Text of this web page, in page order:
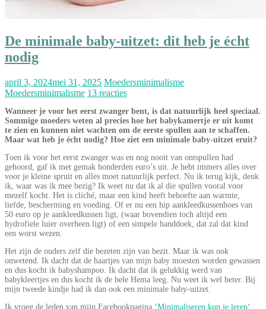
De minimale baby-uitzet: dit heb je écht
nodig
april 3, 2024mei 31, 2025 Moedersminimalisme
Moedersminimalisme 13 reacties
Wanneer je voor het eerst zwanger bent, is dat natuurlijk heel speciaal.
Sommige moeders weten al precies hoe het babykamertje er uit komt
te zien en kunnen niet wachten om de eerste spullen aan te schaffen.
Maar wat heb je écht nodig? Hoe ziet een minimale baby-uitzet eruit?
Toen ik voor het eerst zwanger was en nog nooit van ontspullen had
gehoord, gaf ik met gemak honderden euro’s uit. Je hebt immers alles over
voor je kleine spruit en alles moet natuurlijk perfect. Nu ik terug kijk, denk
ik, waar was ik mee bezig? Ik weet nu dat ik al die spullen vooral voor
mezelf kocht. Het is cliché, maar een kind heeft behoefte aan warmte,
liefde, bescherming en voeding. Of er nu een hip aankleedkussenhoes van
50 euro op je aankleedkussen ligt, (waar bovendien toch altijd een
hydrofiele luier overheen ligt) of een simpele handdoek, dat zal dat kind
een worst wezen.
Het zijn de ouders zelf die bezeten zijn van bezit. Maar ik was ook
onwetend. Ik dacht dat de haartjes van mijn baby moesten worden gewassen
en dus kocht ik babyshampoo. Ik dacht dat ik gelukkig werd van
babykleertjes en dus kocht ik de hele Hema leeg. Nu weet ik wel beter. Bij
mijn tweede kindje had ik dan ook een minimale baby-uitzet.
Ik vroeg de leden van mijn Facebookpagina ‘Minimaliseren kun je leren‘